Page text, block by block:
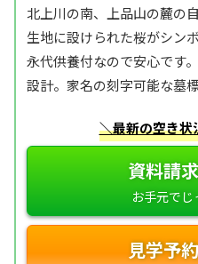
北上川の南、上品山の麓の
生地に設けられた桜がシン
永代供養付なので安心です
設計。家名の刻字可能な墓
＼最新の空き状
資料請
見学予